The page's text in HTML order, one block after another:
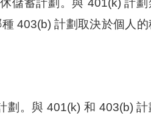
儲蓄計劃。與 401(k) 計劃
403(b) 計劃取決於個人的
劃。與 401(k) 和 403(b) 計